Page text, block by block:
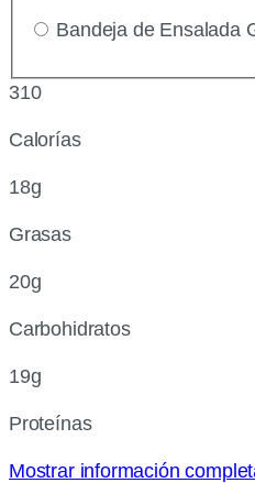
Bandeja de Ensalada
310
Calorías
18g
Grasas
20g
Carbohidratos
19g
Proteínas
Mostrar información